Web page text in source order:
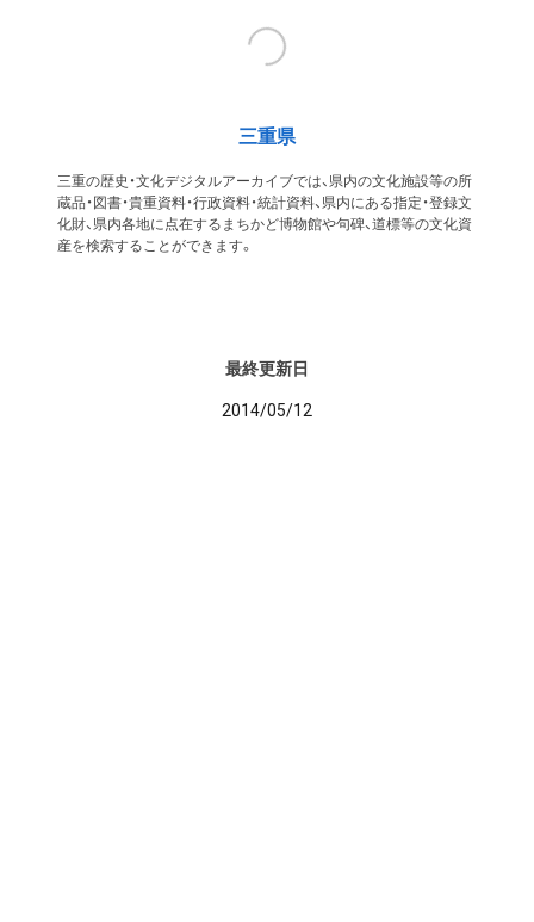
三重県
三重の歴史・文化デジタルアーカイブでは、県内の文化施設等の所
蔵品・図書・貴重資料・行政資料・統計資料、県内にある指定・登録文
化財、県内各地に点在するまちかど博物館や句碑、道標等の文化資
産を検索することができます。
最終更新日
2014/05/12